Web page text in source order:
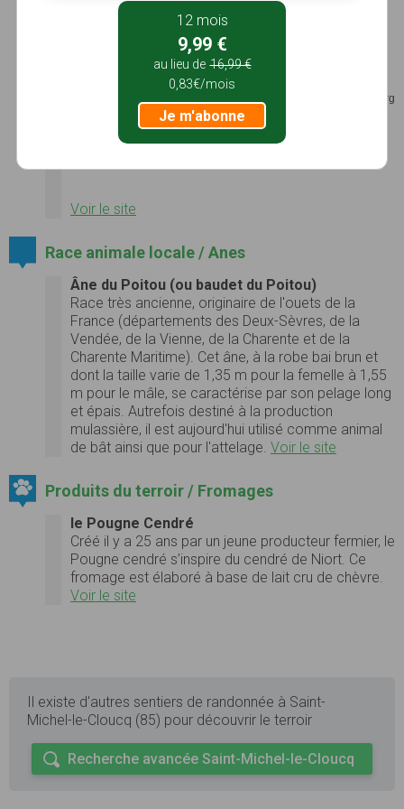
Un jour de 1827, un modeste sabotier découvrit, en creusant un
puits, une veine de charbon. De là, à quelques pas du vieux bourg
de Faymoreau, naquit un village minier organisé, structuré,
insolite, dans un magnifique paysage bocager...
Voir le site
Race animale locale / Anes
Âne du Poitou (ou baudet du Poitou)
Race très ancienne, originaire de l'ouets de la
France (départements des Deux-Sèvres, de la
Vendée, de la Vienne, de la Charente et de la
Charente Maritime). Cet âne, à la robe bai brun et
dont la taille varie de 1,35 m pour la femelle à 1,55
m pour le mâle, se caractérise par son pelage long
et épais. Autrefois destiné à la production
mulassière, il est aujourd'hui utilisé comme animal
de bât ainsi que pour l'attelage. Voir le site
Produits du terroir / Fromages
le Pougne Cendré
Créé il y a 25 ans par un jeune producteur fermier, le
Pougne cendré s’inspire du cendré de Niort. Ce
fromage est élaboré à base de lait cru de chèvre.
Voir le site
Il existe d'autres sentiers de randonnée à Saint-
Michel-le-Cloucq (85) pour découvrir le terroir
Recherche avancée Saint-Michel-le-Cloucq
12 mois
9,99 €
au lieu de 16,99 €
0,83€/mois
Je m'abonne